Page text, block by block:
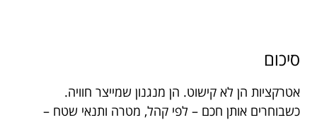
סיכום
אטרקציות הן לא קישוט. הן מנגנון שמייצר חוויה.
כשבוחרים אותן חכם – לפי קהל, מטרה ותנאי שטח –